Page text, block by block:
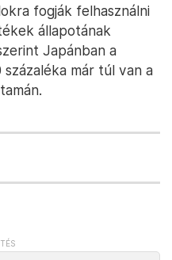
fogják felhasználni
állapotának
Japánban a
már túl van a